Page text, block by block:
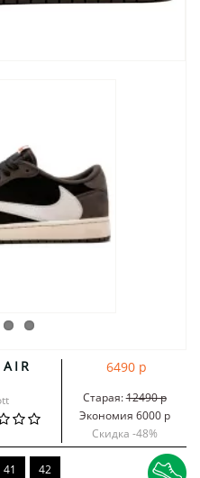
6490 р
Старая:12490 р
Экономия 6000 р
Скидка -48%
41 42